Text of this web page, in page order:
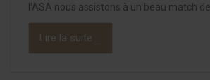
l’ASA nous assistons à un beau match
Lire la suite ...